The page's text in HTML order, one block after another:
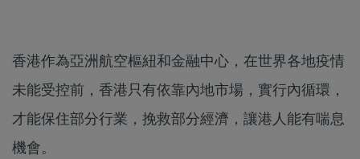
香港作為亞洲航空樞紐和金融中心，在世界各地疫情
未能受控前，香港只有依靠內地市場，實行內循環，
才能保住部分行業，挽救部分經濟，讓港人能有喘息
機會。